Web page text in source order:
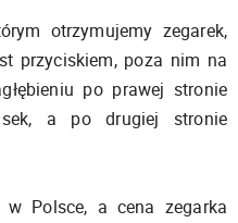
otrzymujemy zegarek,
przyciskiem, poza nim na
po prawej stronie
a po drugiej stronie
Polsce, a cena zegarka